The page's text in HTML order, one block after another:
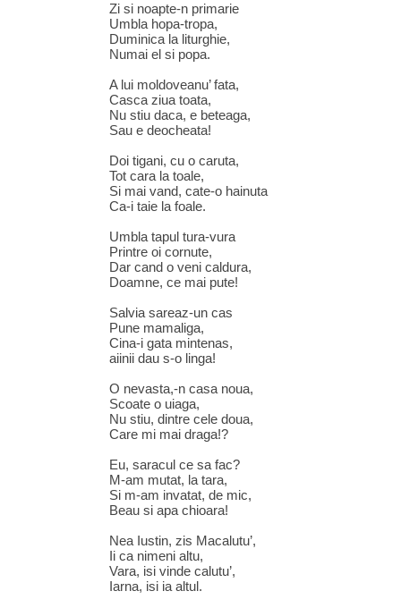
Zi si noapte-n primarie
Umbla hopa-tropa,
Duminica la liturghie,
Numai el si popa.
A lui moldoveanu’ fata,
Casca ziua toata,
Nu stiu daca, e beteaga,
Sau e deocheata!
Doi tigani, cu o caruta,
Tot cara la toale,
Si mai vand, cate-o hainuta
Ca-i taie la foale.
Umbla tapul tura-vura
Printre oi cornute,
Dar cand o veni caldura,
Doamne, ce mai pute!
Salvia sareaz-un cas
Pune mamaliga,
Cina-i gata mintenas,
aiinii dau s-o linga!
O nevasta,-n casa noua,
Scoate o uiaga,
Nu stiu, dintre cele doua,
Care mi mai draga!?
Eu, saracul ce sa fac?
M-am mutat, la tara,
Si m-am invatat, de mic,
Beau si apa chioara!
Nea Iustin, zis Macalutu’,
Ii ca nimeni altu,
Vara, isi vinde calutu’,
Iarna, isi ia altul.